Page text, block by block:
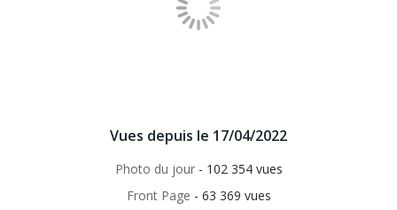
Vues depuis le 17/04/2022
Photo du jour- 102 354 vues
Front Page - 63 369 vues